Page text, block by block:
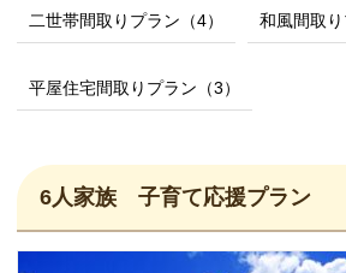
二世帯間取りプラン（4） 和風間取り
平屋住宅間取りプラン（3）
6人家族 子育て応援プラン